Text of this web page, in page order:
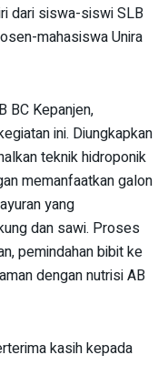
dari siswa-siswi SLB
mahasiswa Unira
BC Kepanjen,
ini. Diungkapkan
teknik hidroponik
memanfaatkan galon
yang
dan sawi. Proses
pemindahan bibit ke
dengan nutrisi AB
kasih kepada